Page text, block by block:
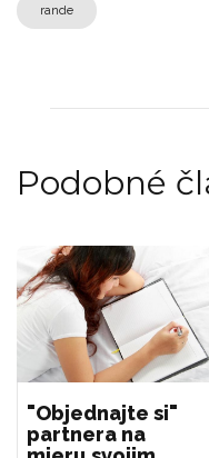
rande
Podobné
"Objednajte si"
partnera na